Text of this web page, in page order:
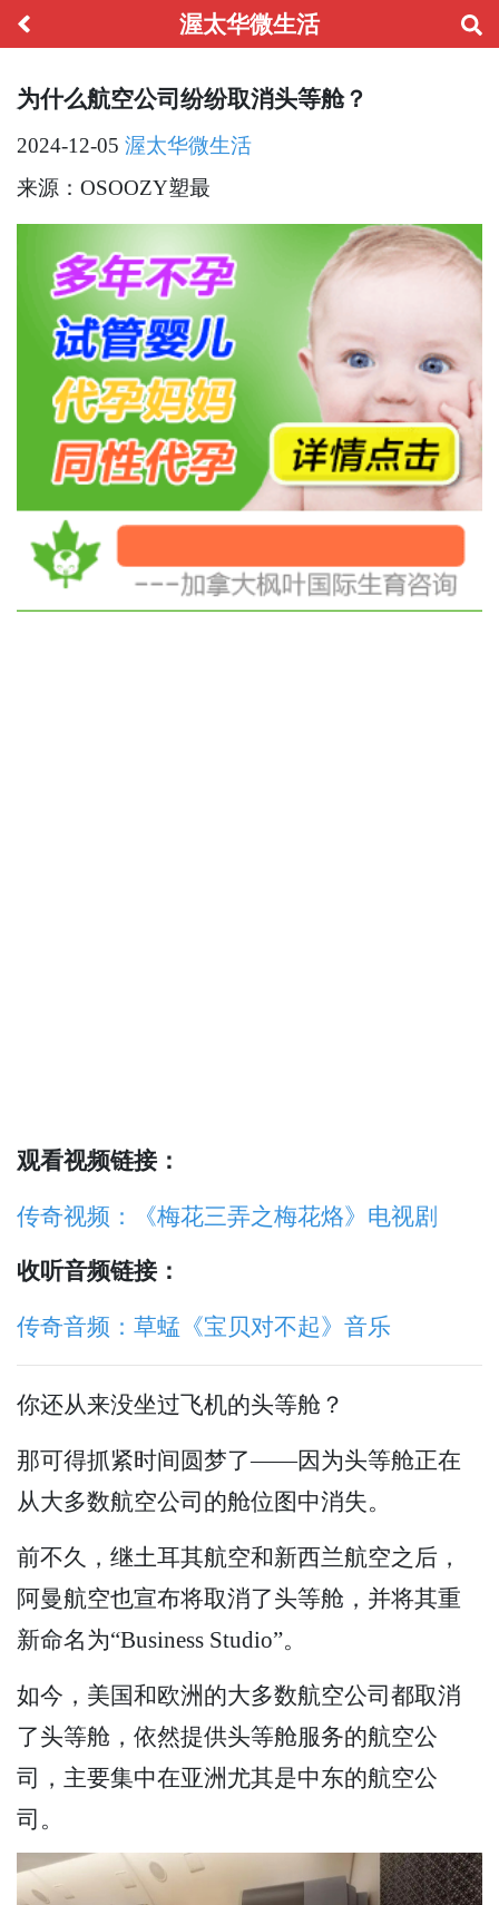
渥太华微生活
为什么航空公司纷纷取消头等舱？
2024-12-05 渥太华微生活
来源：OSOOZY塑最
观看视频链接：
传奇视频：《梅花三弄之梅花烙》电视剧
收听音频链接：
传奇音频：草蜢《宝贝对不起》音乐
你还从来没坐过飞机的头等舱？
那可得抓紧时间圆梦了——因为头等舱正在
从大多数航空公司的舱位图中消失。
前不久，继土耳其航空和新西兰航空之后，
阿曼航空也宣布将取消了头等舱，并将其重
新命名为“Business Studio”。
如今，美国和欧洲的大多数航空公司都取消
了头等舱，依然提供头等舱服务的航空公
司，主要集中在亚洲尤其是中东的航空公
司。